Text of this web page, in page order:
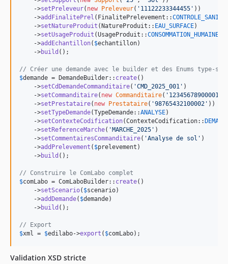
    ->
setPreleveur( new Preleveur( ' 11122233344455 ' ))
    ->
addFinalitePrel (FinalitePrelevement::
    ->
setNatureProduit (NatureProduit:: EAU_SURFACE)
    ->
setUsageProduit (UsageProduit::CONSOMMATION_HUMAINE
    ->
addEchantillon( $echantillon)
    ->
build ();
// Créer une demande avec le builder et des Enums type-
$demande = DemandeBuilder:: create()
    ->
setCdDemandeCommanditaire( 'CMD_2025_001 ' )
    ->
setCommanditaire( new Commanditaire( ' 12345678900001
    ->
setPrestataire( new Prestataire( '98765432100002 ' ))
    ->
setTypeDemande(TypeDemande::ANALYSE)
    ->
setContexteCodification(ContexteCodification::
    ->
setReferenceMarche( ' MARCHE_2025 ' )
    ->
setCommentairesCommanditaire( 'Analyse de sol ' )
    ->
addPrelevement ( $prelevement )
    ->
build ();
// Construire le ComLabo complet
$comLabo = ComLaboBuilder:: create()
    ->
setScenario( $scenario)
    ->
addDemande( $demande)
    ->
build ();
// Export
$xml = $edilabo->export ( $comLabo);
Validation XSD stricte